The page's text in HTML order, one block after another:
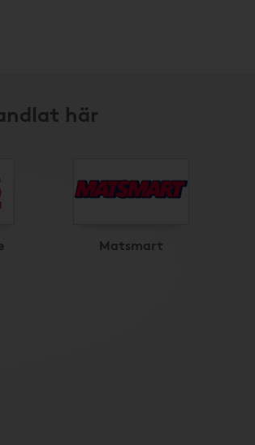
här
Matsmart